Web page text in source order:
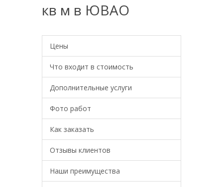
кв м в ЮВАО
Цены
Что входит в стоимость
Дополнительные услуги
Фото работ
Как заказать
Отзывы клиентов
Наши преимущества